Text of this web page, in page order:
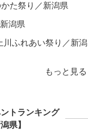
た祭り／新潟県
潟県
ふれあい祭り／新潟
もっと見る
トランキング
県】